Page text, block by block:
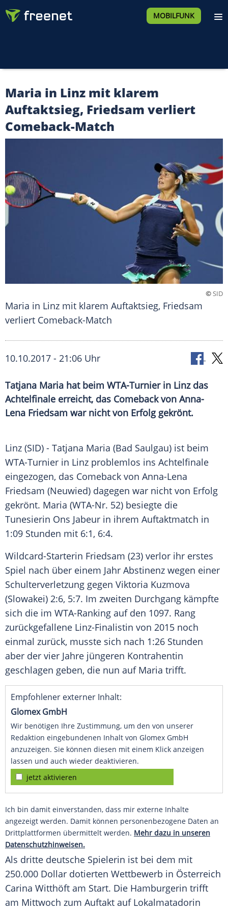
MOBILFUNK
Maria in Linz mit klarem
Auftaktsieg, Friedsam verliert
Comeback-Match
©SID
Maria in Linz mit klarem Auftaktsieg, Friedsam
verliert Comeback-Match
10.10.2017 - 21:06 Uhr
Tatjana Maria hat beim WTA-Turnier in Linz das
Achtelfinale erreicht, das Comeback von Anna-
Lena Friedsam war nicht von Erfolg gekrönt.
Linz (SID) - Tatjana Maria (Bad Saulgau) ist beim
WTA-Turnier in Linz problemlos ins Achtelfinale
eingezogen, das Comeback von Anna-Lena
Friedsam (Neuwied) dagegen war nicht von Erfolg
gekrönt. Maria (WTA-Nr. 52) besiegte die
Tunesierin Ons Jabeur in ihrem Auftaktmatch in
1:09 Stunden mit 6:1, 6:4.
Wildcard-Starterin Friedsam (23) verlor ihr erstes
Spiel nach über einem Jahr Abstinenz wegen einer
Schulterverletzung gegen Viktoria Kuzmova
(Slowakei) 2:6, 5:7. Im zweiten Durchgang kämpfte
sich die im WTA-Ranking auf den 1097. Rang
zurückgefallene Linz-Finalistin von 2015 noch
einmal zurück, musste sich nach 1:26 Stunden
aber der vier Jahre jüngeren Kontrahentin
geschlagen geben, die nun auf Maria trifft.
Empfohlener externer Inhalt:
Glomex GmbH
Wir benötigen Ihre Zustimmung, um den von unserer
Redaktion eingebundenen Inhalt von Glomex GmbH
anzuzeigen. Sie können diesen mit einem Klick anzeigen
lassen und auch wieder deaktivieren.
jetzt aktivieren
Ich bin damit einverstanden, dass mir externe Inhalte
angezeigt werden. Damit können personenbezogene Daten an
Drittplattformen übermittelt werden. Mehr dazu in unseren
Datenschutzhinweisen.
Als dritte deutsche Spielerin ist bei dem mit
250.000 Dollar dotierten Wettbewerb in Österreich
Carina Witthöft am Start. Die Hamburgerin trifft
am Mittwoch zum Auftakt auf Lokalmatadorin